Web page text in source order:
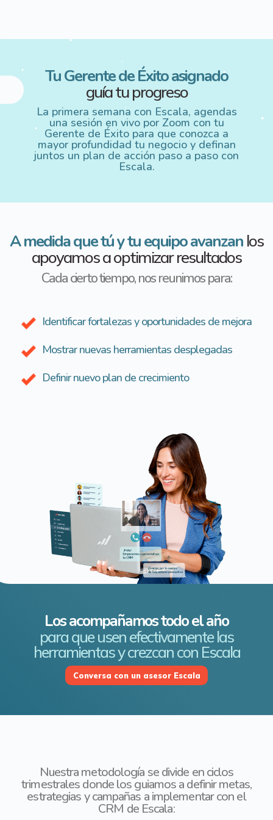
V
i
d
e
o
Tu Gerente de Éxito asignado
guía tu progreso
La primera semana con Escala, agendas
una sesión en vivo por Zoom con tu
Gerente de Éxito para que conozca a
mayor profundidad tu negocio y definan
juntos un plan de acción paso a paso con
Escala.
A medida que tú y tu equipo avanzan los
apoyamos a optimizar resultados
Cada cierto tiempo, nos reunimos para:
Identificar fortalezas y oportunidades de mejora
Mostrar nuevas herramientas desplegadas
Definir nuevo plan de crecimiento
Los acompañamos todo el año
para que usen efectivamente las
herramientasy crezcan con Escala
Conversa con un asesor Escala
Nuestra metodología se divide en ciclos
trimestrales dondelos guiamos a definir metas,
estrategias y campañas aimplementar con el
CRM de Escala: